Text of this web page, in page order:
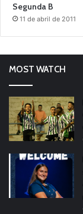
Segunda B
11 de abril de 2011
MOST WATCH